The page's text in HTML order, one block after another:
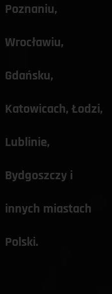
Poznaniu
Wrocławiu
Gdańsku
Katowicach, Łodzi,
Lublinie
Bydgoszczy i
innych miastach
Polski.